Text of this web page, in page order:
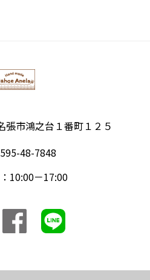
張市鴻之台１番町１２５
48-7848
10:00－17:00